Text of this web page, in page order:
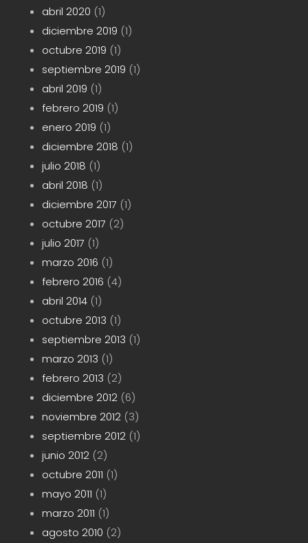
abril 2020 (1)
diciembre 2019 (1)
octubre 2019 (1)
septiembre 2019 (1)
abril 2019 (1)
febrero 2019 (1)
enero 2019 (1)
diciembre 2018 (1)
julio 2018 (1)
abril 2018 (1)
diciembre 2017 (1)
octubre 2017 (2)
julio 2017 (1)
marzo 2016 (1)
febrero 2016 (4)
abril 2014(1)
octubre 2013 (1)
septiembre 2013 (1)
marzo 2013 (1)
febrero 2013 (2)
diciembre 2012(6)
noviembre 2012(3)
septiembre 2012(1)
junio 2012(2)
octubre 2011 (1)
mayo 2011 (1)
marzo 2011 (1)
agosto 2010 (2)